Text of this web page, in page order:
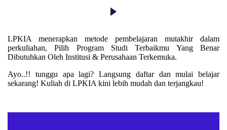
LPKIA menerapkan metode pembelajaran mutakhir dalam
perkuliahan, Pilih Program Studi Terbaikmu Yang Benar
Dibutuhkan Oleh Institusi & Perusahaan Terkemuka.
Ayo..!! tunggu apa lagi? Langsung daftar dan mulai belajar
sekarang! Kuliah di LPKIA kini lebih mudah dan terjangkau!